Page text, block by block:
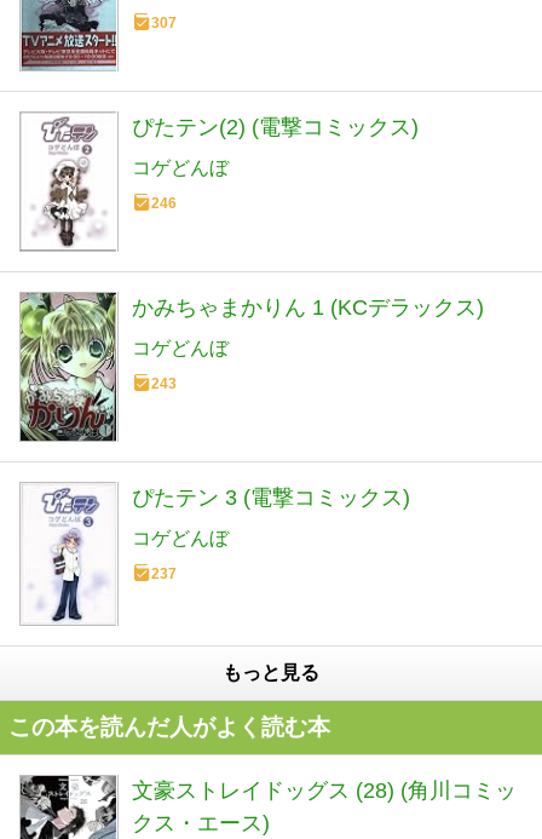
307
ぴたテン(2) (電撃コミックス)
コゲどんぼ
246
かみちゃまかりん 1 (KCデラックス)
コゲどんぼ
243
ぴたテン 3 (電撃コミックス)
コゲどんぼ
237
もっと見る
この本を読んだ人がよく読む本
文豪ストレイドッグス (28) (角川コミッ
クス・エース)